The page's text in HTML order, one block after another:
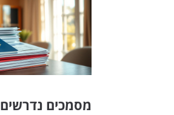
מסמכים נדרשים